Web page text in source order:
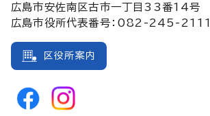
広島市安佐南区古市一丁目33番14号
広島市役所代表番号：082-245-2111
区役所案内